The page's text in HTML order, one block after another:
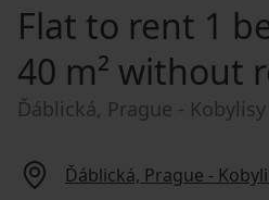
Flat to rent 1
40 m² without
Ďáblická, Prague - Kobylisy
Ďáblická, Prague -